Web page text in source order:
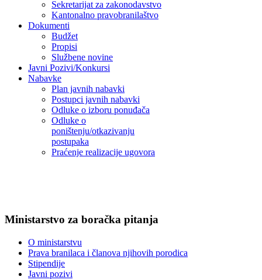
Sekretarijat za zakonodavstvo
Kantonalno pravobranilaštvo
Dokumenti
Budžet
Propisi
Službene novine
Javni Pozivi/Konkursi
Nabavke
Plan javnih nabavki
Postupci javnih nabavki
Odluke o izboru ponuđača
Odluke o
poništenju/otkazivanju
postupaka
Praćenje realizacije ugovora
Ministarstvo za boračka pitanja
O ministarstvu
Prava branilaca i članova njihovih porodica
Stipendije
Javni pozivi